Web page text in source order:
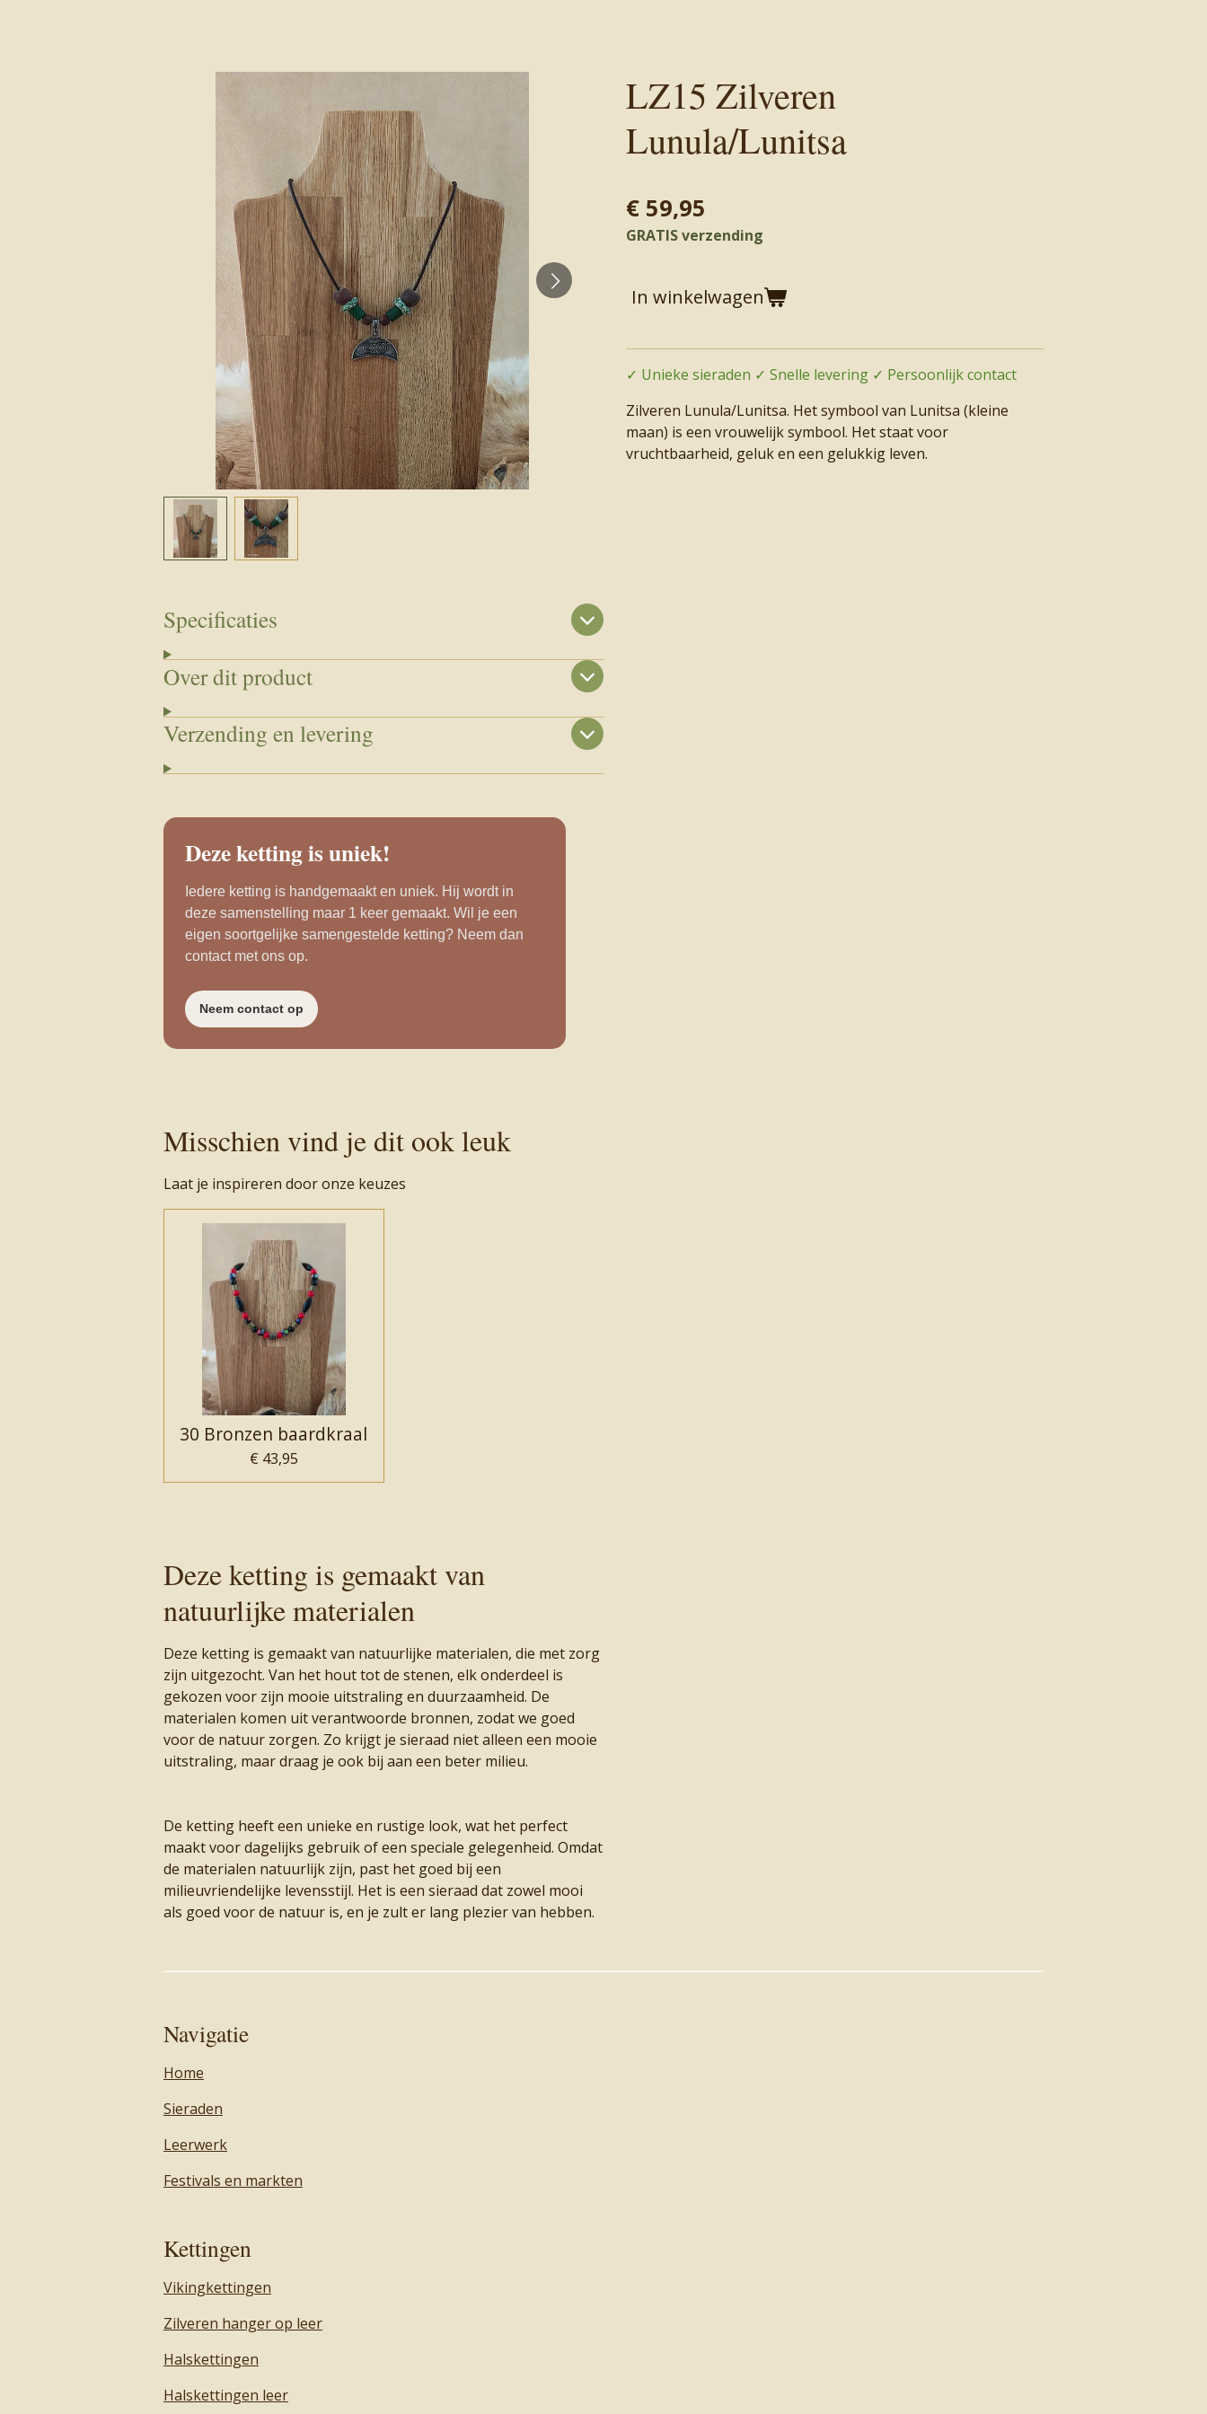
LZ15 Zilveren
Lunula/Lunitsa
€ 59,95
GRATIS verzending
In winkelwagen
✓ Unieke sieraden ✓ Snelle levering ✓ Persoonlijk contact
Zilveren Lunula/Lunitsa. Het symbool van Lunitsa (kleine
maan) is een vrouwelijk symbool. Het staat voor
vruchtbaarheid, geluk en een gelukkig leven.
Specificaties
Over dit product
Verzending en levering
Deze ketting is uniek!
Iedere ketting is handgemaakt en uniek. Hij wordt in
deze samenstelling maar 1 keer gemaakt. Wil je een
eigen soortgelijke samengestelde ketting? Neem dan
contact met ons op.
Neem contact op
Misschien vind je dit ook leuk
Laat je inspireren door onze keuzes
30 Bronzen baardkraal
€ 43,95
Deze ketting is gemaakt van
natuurlijke materialen
Deze ketting is gemaakt van natuurlijke materialen, die met zorg
zijn uitgezocht. Van het hout tot de stenen, elk onderdeel is
gekozen voor zijn mooie uitstraling en duurzaamheid. De
materialen komen uit verantwoorde bronnen, zodat we goed
voor de natuur zorgen. Zo krijgt je sieraad niet alleen een mooie
uitstraling, maar draag je ook bij aan een beter milieu.
De ketting heeft een unieke en rustige look, wat het perfect
maakt voor dagelijks gebruik of een speciale gelegenheid. Omdat
de materialen natuurlijk zijn, past het goed bij een
milieuvriendelijke levensstijl. Het is een sieraad dat zowel mooi
als goed voor de natuur is, en je zult er lang plezier van hebben.
Navigatie
Home
Sieraden
Leerwerk
Festivals en markten
Kettingen
Vikingkettingen
Zilveren hanger op leer
Halskettingen
Halskettingen leer